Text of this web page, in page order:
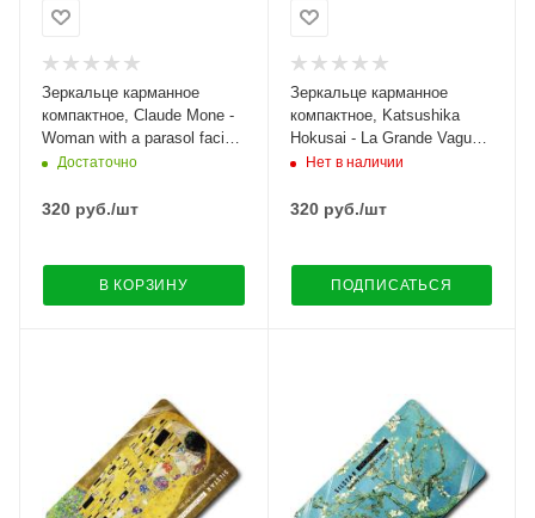
Зеркальце карманное
компактное, Claude Mone -
Woman with a parasol facing
leftДостаточно
320 руб./шт
В КОРЗИНУ
Зеркальце карманное
компактное, Katsushika
Hokusai - La Grande Vague
de Kanagawa
Нет в наличии
320руб./шт
ПОДПИСАТЬСЯ